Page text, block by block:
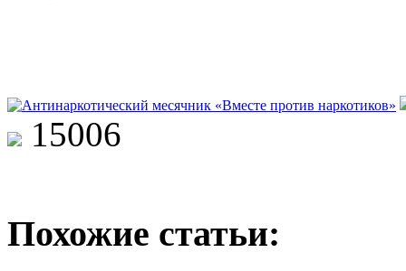
15006
Похожие статьи: